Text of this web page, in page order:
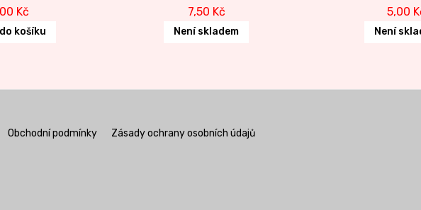
Kč
košíku
7,50 Kč
Není skladem
5,00
Není
Obchodní podmínky Zásady ochrany osobních údajů